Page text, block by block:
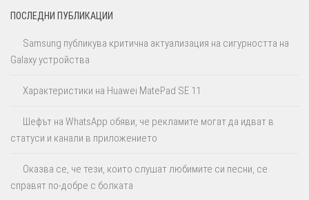
ПОСЛЕДНИ ПУБЛИКАЦИИ
Samsung публикува критична актуализация на сигурността на
Galaxy устройства
Характеристики на Huawei MatePad SE 11
Шефът на WhatsApp обяви, че рекламите могат да идват в
статуси и канали в приложението
Оказва се, че тези, които слушат любимите си песни, се
справят по-добре с болката